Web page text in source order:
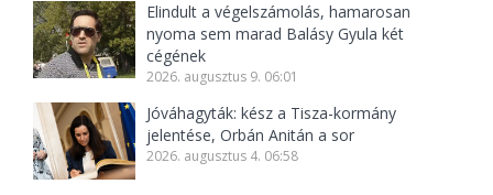
Elindult a végelszámolás, hamarosan
nyoma sem marad Balásy Gyula két
cégének
2026. augusztus 9. 06:01
Jóváhagyták: kész a Tisza-kormány
jelentése, Orbán Anitán a sor
2026. augusztus 4. 06:58